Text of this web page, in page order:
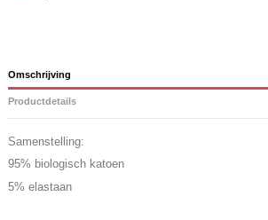
Omschrijving
Productdetails
Samenstelling:
95% biologisch katoen
5% elastaan